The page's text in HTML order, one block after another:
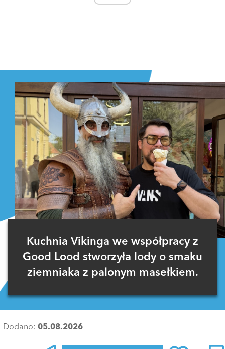
Kuchnia Vikinga we współpracy z
Good Lood stworzyła lody o smaku
ziemniaka z palonym masełkiem.
Dodano: 05.08.2026